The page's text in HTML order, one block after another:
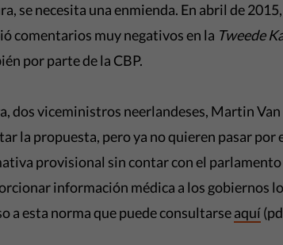
se necesita una enmienda. En abril de
comentarios muy negativos en la Tweede
por parte de la CBP.
dos viceministros neerlandeses, Martin
la propuesta, pero ya no quieren pasar por
provisional sin contar con el parlamento
información médica a los gobiernos
a esta norma que puede consultarseaquí